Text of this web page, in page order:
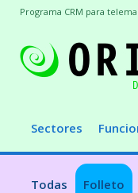
Sectores
Todas Folleto
Programa CRM para